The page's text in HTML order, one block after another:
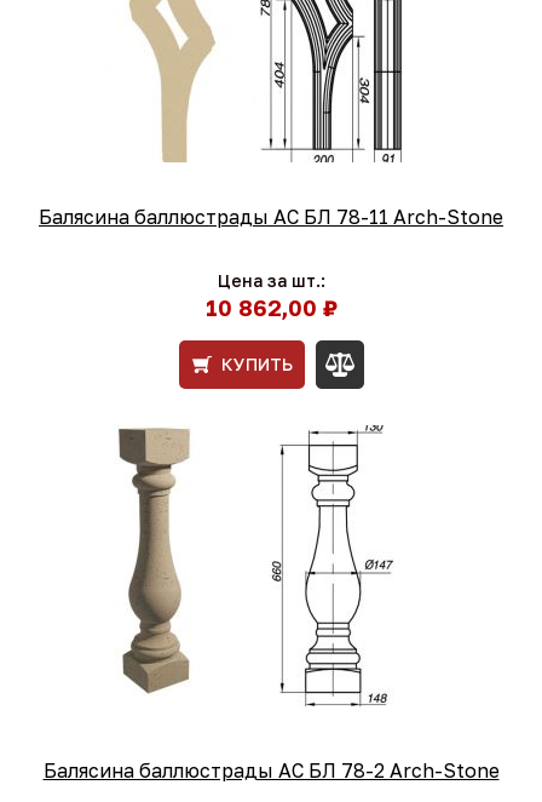
Балясина баллюстрады АС БЛ 78-11 Arch-Stone
Цена за шт.:
10 862,00 ₽
КУПИТЬ
Балясина баллюстрады АС БЛ 78-2 Arch-Stone